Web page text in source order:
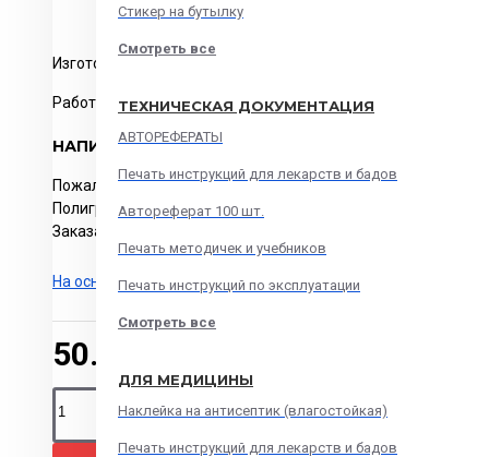
Стикер на бутылку
Смотреть все
ТЕХНИЧЕСКАЯ ДОКУМЕНТАЦИЯ
АВТОРЕФЕРАТЫ
Печать инструкций для лекарств и бадов
Автореферат 100 шт.
Печать методичек и учебников
Печать инструкций по эксплуатации
Смотреть все
ДЛЯ МЕДИЦИНЫ
Наклейка на антисептик (влагостойкая)
Печать инструкций для лекарств и бадов
Изготовление брошюр А4
Работа любой сложности
НАПИСАТЬ ОТЗЫВ
Пожалуйстаавторизируйтесьилисоздайте учетную запись
Полиграфия в Москве с доставкой по РФ. Изготовление и
Заказать изготовление и печать.
На основе 0 отзывов.-Написать отзыв
50.00р.